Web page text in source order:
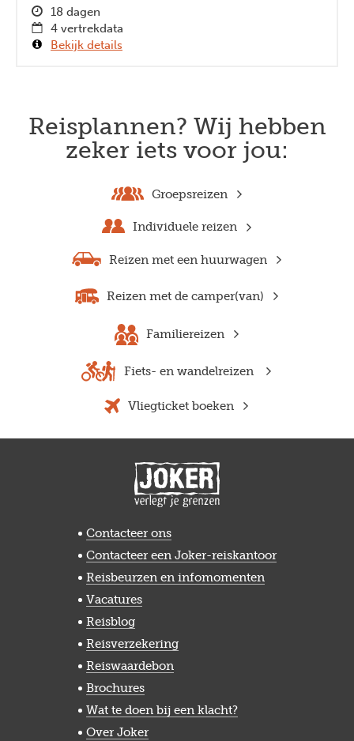
18 dagen
4 vertrekdata
Bekijk details
Reisplannen? Wij hebben
zeker iets voor jou:
Groepsreizen
Individuele reizen
Reizen met een huurwagen
Reizen met de camper(van)
Familiereizen
Fiets- en wandelreizen
Vliegticket boeken
Contacteer ons
Contacteer een Joker-reiskantoor
Reisbeurzen en infomomenten
Vacatures
Reisblog
Reisverzekering
Reiswaardebon
Brochures
Wat te doen bij een klacht?
Over Joker